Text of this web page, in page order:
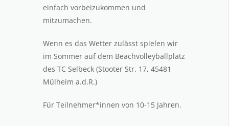
einfach vorbeizukommen und
mitzumachen.
Wenn es das Wetter zulässt spielen wir
im Sommer auf dem Beachvolleyballplatz
des TC Selbeck (Stooter Str. 17, 45481
Mülheim a.d.R.)
Für Teilnehmer*innen von 10-15 Jahren.